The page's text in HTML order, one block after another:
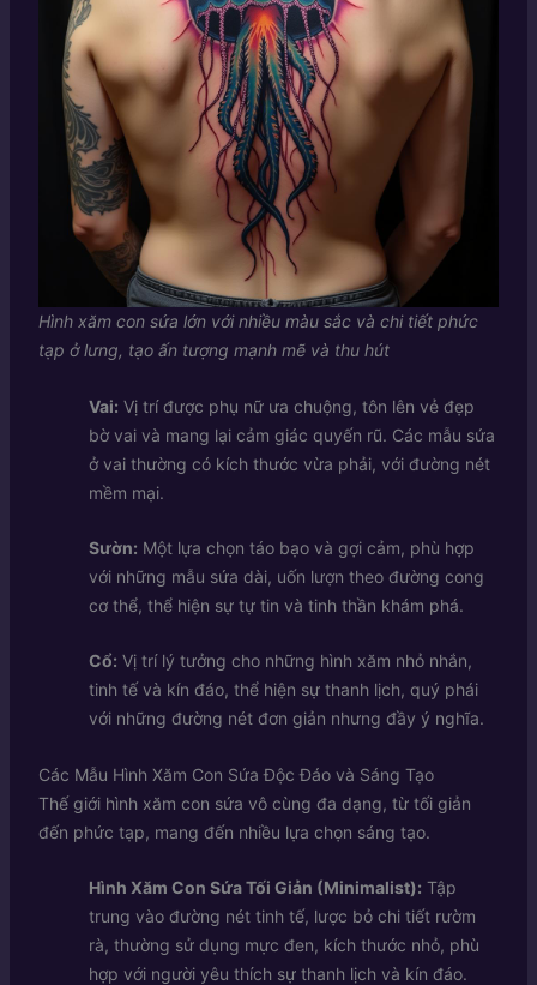
Hình xăm con sứa lớn với nhiều màu sắc và chi tiết phức
tạp ở lưng, tạo ấn tượng mạnh mẽ và thu hút
Vai: Vị trí được phụ nữ ưa chuộng, tôn lên vẻ đẹp
bờ vai và mang lại cảm giác quyến rũ. Các mẫu sứa
ở vai thường có kích thước vừa phải, với đường nét
mềm mại.
Sườn: Một lựa chọn táo bạo và gợi cảm, phù hợp
với những mẫu sứa dài, uốn lượn theo đường cong
cơ thể, thể hiện sự tự tin và tinh thần khám phá.
Cổ: Vị trí lý tưởng cho những hình xăm nhỏ nhắn,
tinh tế và kín đáo, thể hiện sự thanh lịch, quý phái
với những đường nét đơn giản nhưng đầy ý nghĩa.
Các Mẫu Hình Xăm Con Sứa Độc Đáo và Sáng Tạo
Thế giới hình xăm con sứa vô cùng đa dạng, từ tối giản
đến phức tạp, mang đến nhiều lựa chọn sáng tạo.
Hình Xăm Con Sứa Tối Giản (Minimalist): Tập
trung vào đường nét tinh tế, lược bỏ chi tiết rườm
rà, thường sử dụng mực đen, kích thước nhỏ, phù
hợp với người yêu thích sự thanh lịch và kín đáo.